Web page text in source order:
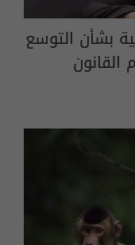
بشأن التوسع
القانون